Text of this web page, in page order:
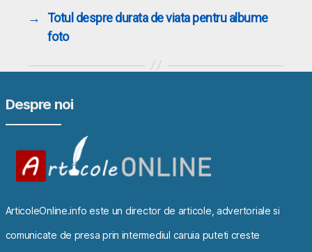
→
Totul despre durata de viata pentru albume
foto
Despre noi
ArticoleOnline.info este un director de articole, advertoriale si
comunicate de presa prin intermediul caruia puteti creste